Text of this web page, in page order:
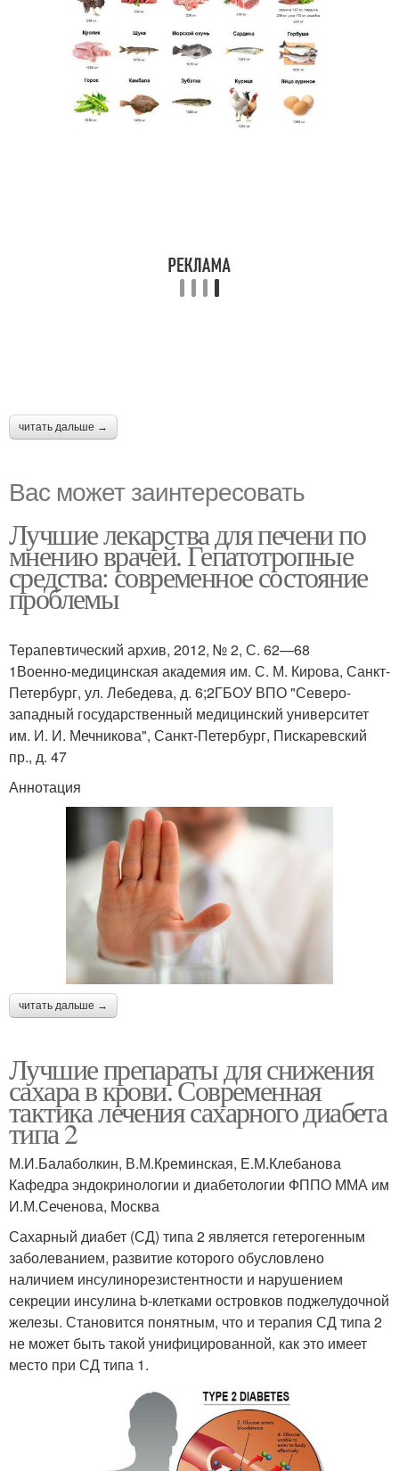
читать дальше →
Вас может заинтересовать
Лучшие лекарства для печени по
мнению врачей. Гепатотропные
средства: современное состояние
проблемы
Терапевтический архив, 2012, № 2, С. 62—68
1Военно-медицинская академия им. С. М. Кирова, Санкт-
Петербург, ул. Лебедева, д. 6;2ГБОУ ВПО "Северо-
западный государственный медицинский университет
им. И. И. Мечникова", Санкт-Петербург, Пискаревский
пр., д. 47
Аннотация
читать дальше →
Лучшие препараты для снижения
сахара в крови. Современная
тактика лечения сахарного диабета
типа 2
М.И.Балаболкин, В.М.Креминская, Е.М.Клебанова
Кафедра эндокринологии и диабетологии ФППО ММА им
И.М.Сеченова, Москва
Сахарный диабет (СД) типа 2 является гетерогенным
заболеванием, развитие которого обусловлено
наличием инсулинорезистентности и нарушением
секреции инсулина b-клетками островков поджелудочной
железы. Становится понятным, что и терапия СД типа 2
не может быть такой унифицированной, как это имеет
место при СД типа 1.